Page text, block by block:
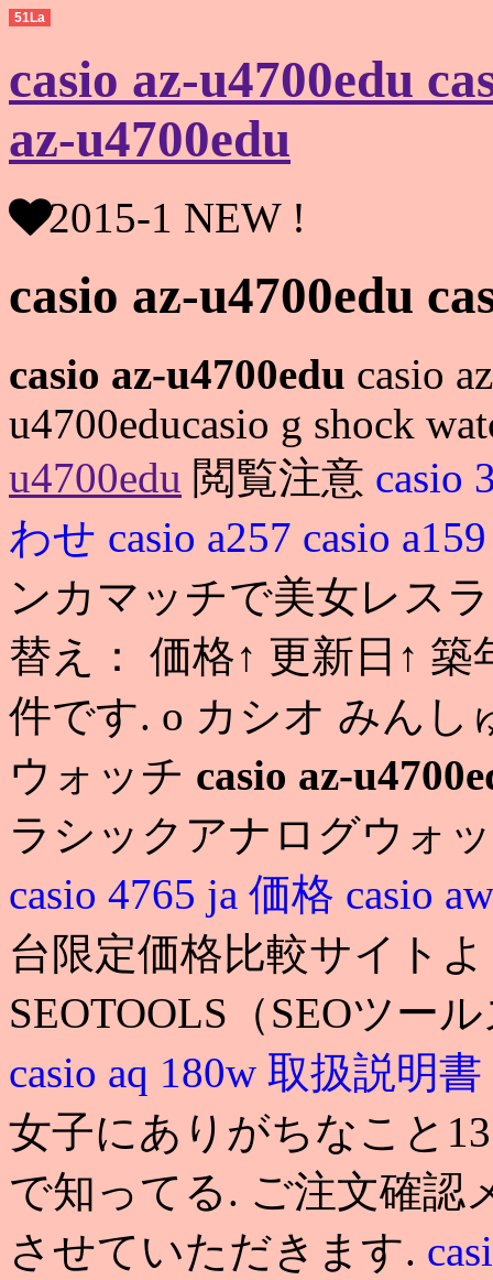
51La
casio az-u4700edu
az-u4700edu
2015-1 NEW !
casio az-u4700edu
casio az-u4700edu casio
u4700educasio g shock
u4700edu 閲覧注意 casio
わせ casio a257 casio
ンカマッチで美女レス
替え： 価格↑ 更新日↑
件です. o カシオ みんし
ウォッチ casio az-
ラシックアナログウォッ
casio 4765 ja 価格 casio
台限定価格比較サイト
SEOTOOLS（SEOツー
casio aq 180w 取扱説明書
女子にありがちなこと
で知ってる. ご注文確認
させていただきます.